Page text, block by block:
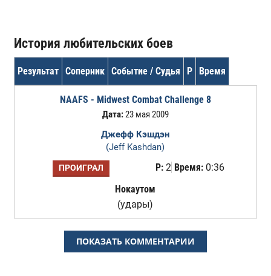
История любительских боев
Результат Соперник Событие / Судья Р Время
NAAFS - Midwest Combat Challenge 8
Дата:23 мая 2009
Джефф Кэшдэн
(Jeff Kashdan)
ПРОИГРАЛ Р:2 Время:0:36
Нокаутом
(удары)
ПОКАЗАТЬ КОММЕНТАРИИ